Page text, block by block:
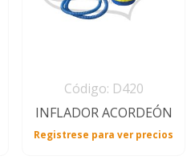
Código: D420
INFLADOR ACORDEÓN
Registrese para ver precios